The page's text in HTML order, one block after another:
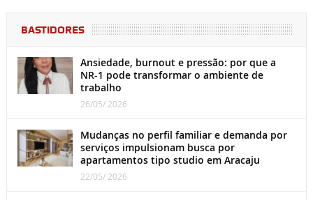
BASTIDORES
Ansiedade, burnout e pressão: por que a
NR-1 pode transformar o ambiente de
trabalho
26/05/ 2026
Mudanças no perfil familiar e demanda por
serviços impulsionam busca por
apartamentos tipo studio em Aracaju
22/05/ 2026